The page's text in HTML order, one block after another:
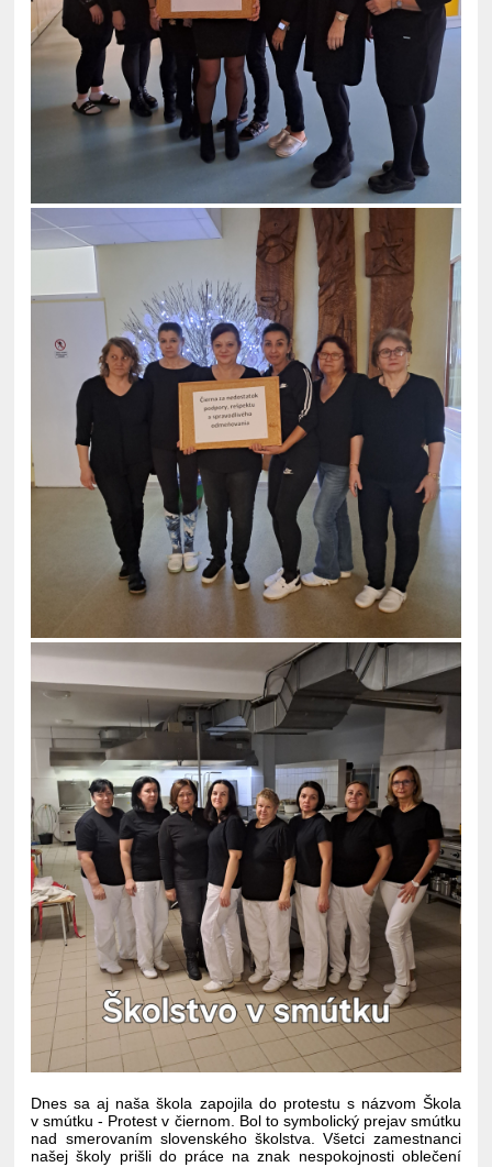
Dnes sa aj naša škola zapojila do protestu s názvom Škola
v smútku - Protest v čiernom. Bol to symbolický prejav smútku
nad smerovaním slovenského školstva. Všetci zamestnanci
našej školy prišli do práce na znak nespokojnosti oblečení